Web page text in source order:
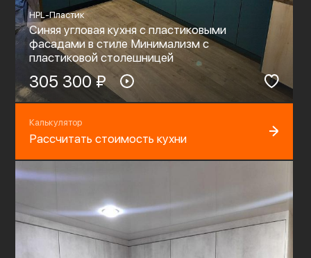
HPL-Пластик
Синяя угловая кухня с пластиковыми
фасадами в стиле Минимализм с
пластиковой столешницей
305 300 ₽
Калькулятор
Рассчитать стоимость кухни